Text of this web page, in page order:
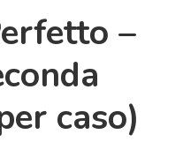
–
caso)